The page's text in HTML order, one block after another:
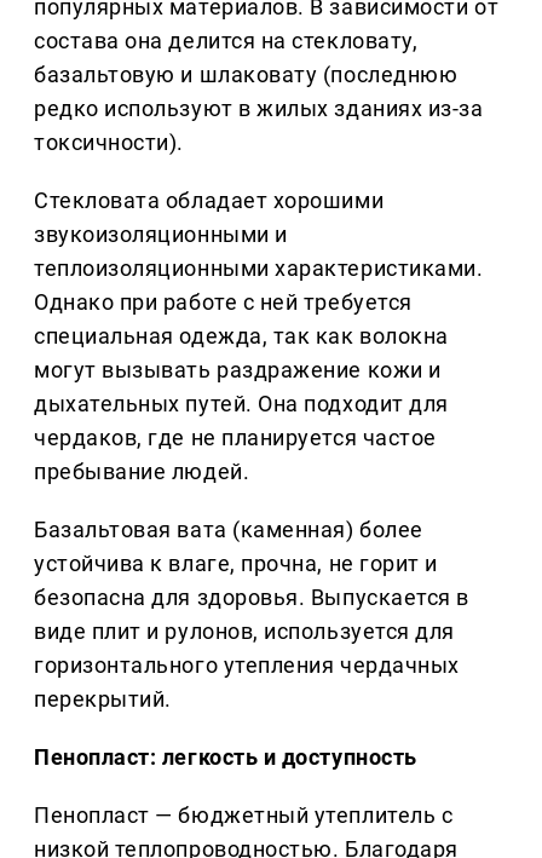
популярных материалов. В зависимости от
состава она делится на стекловату,
базальтовую и шлаковату (последнюю
редко используют в жилых зданиях из-за
токсичности).
Стекловата обладает хорошими
звукоизоляционными и
теплоизоляционными характеристиками.
Однако при работе с ней требуется
специальная одежда, так как волокна
могут вызывать раздражение кожи и
дыхательных путей. Она подходит для
чердаков, где не планируется частое
пребывание людей.
Базальтовая вата (каменная) более
устойчива к влаге, прочна, не горит и
безопасна для здоровья. Выпускается в
виде плит и рулонов, используется для
горизонтального утепления чердачных
перекрытий.
Пенопласт: легкость и доступность
Пенопласт — бюджетный утеплитель с
низкой теплопроводностью. Благодаря